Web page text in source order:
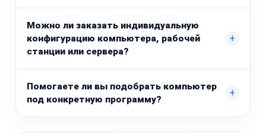
Можно ли заказать индивидуальную
конфигурацию компьютера, рабочей
станции или сервера?
+
Помогаете ли вы подобрать компьютер
под конкретную программу?
+